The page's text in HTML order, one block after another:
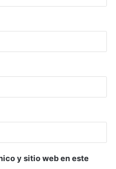
y sitio web en este